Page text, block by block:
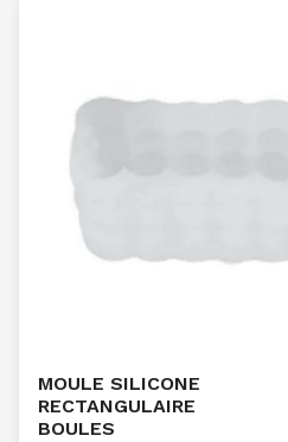
MOULE SILICONE
RECTANGULAIRE
BOULES